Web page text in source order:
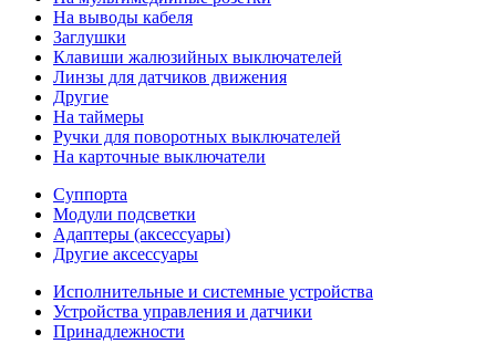
На выводы кабеля
Заглушки
Клавиши жалюзийных выключателей
Линзы для датчиков движения
Другие
На таймеры
Ручки для поворотных выключателей
На карточные выключатели
Суппорта
Модули подсветки
Адаптеры (аксессуары)
Другие аксессуары
Исполнительные и системные устройства
Устройства управления и датчики
Принадлежности